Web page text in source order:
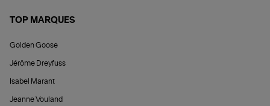
TOP MARQUES
Golden Goose
Jérôme Dreyfuss
Isabel Marant
Jeanne Vouland